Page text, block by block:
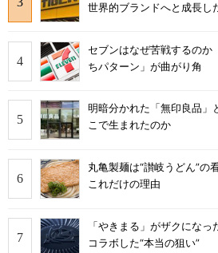
世界的ブランドへと成長し
セブンはなぜ苦戦するの
ちパターン」が曲がり角
明暗分かれた「無印良品
こで生まれたのか
丸亀製麺は“讃岐うどん”の
これだけの理由
「やきまる」がザクにな
コラボした“本当の狙い”